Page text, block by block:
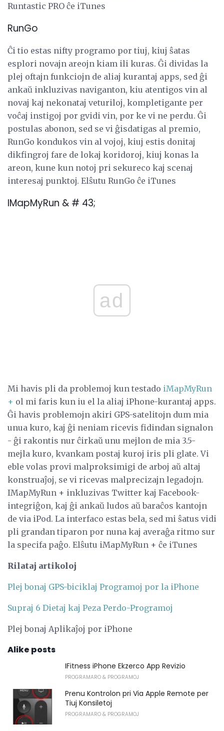
Runtastic PRO ĉe iTunes
RunGo
Ĉi tio estas nifty programo por tiuj, kiuj ŝatas
esplori novajn areojn kiam ili kuras. Ĝi dividas la
plej oftajn funkciojn de aliaj kurantaj apps, sed ĝi
ankaŭ inkluzivas naviganton, kiu atentigos vin al
novaj kaj nekonataj veturiloj, kompletigante per
voĉaj instigoj por gvidi vin, por ke vi ne perdu. Ĝi
postulas abonon, sed se vi ĝisdatigas al premio,
RunGo kondukos vin al vojoj, kiuj estis donitaj
dikfingroj fare de lokaj koridoroj, kiuj konas la
areon, kune kun notoj pri sekureco kaj scenaj
interesaj punktoj. Elŝutu RunGo ĉe iTunes
IMapMyRun & # 43;
ad
Mi havis pli da problemoj kun testado iMapMyRun
+ ol mi faris kun iu el la aliaj iPhone-kurantaj apps.
Ĝi havis problemojn akiri GPS-satelitojn dum mia
unua kuro, kaj ĝi neniam ricevis fidindan signalon
- ĝi rakontis nur ĉirkaŭ unu mejlon de mia 3.5-
mejla kuro, kvankam postaj kuroj iris pli glate. Vi
eble volas provi malproksimigi de arboj aŭ altaj
konstruaĵoj, se vi ricevas malprecizajn legadojn.
IMapMyRun + inkluzivas Twitter kaj Facebook-
integriĝon, kaj ĝi ankaŭ ludos aŭ baraĉos kantojn
de via iPod. La interfaco estas bela, sed mi ŝatus vidi
pli grandan tiparon por nuna kaj averaĝa ritmo sur
la specifa paĝo. Elŝutu iMapMyRun + ĉe iTunes
Rilataj artikoloj
Plej bonaj GPS-biciklaj Programoj por la iPhone
Supraj 6 Dietaj kaj Peza Perdo-Programoj
Plej bonaj Aplikaĵoj por iPhone
Alike posts
IFitness iPhone Ekzerco App Revizio
PROGRAMARO & PROGRAMOJ
Prenu Kontrolon pri Via Apple Remote per
Tiuj Konsiletoj
PROGRAMARO & PROGRAMOJ